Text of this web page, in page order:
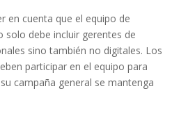
en cuenta que el equipo de
solo debe incluir gerentes de
sino también no digitales. Los
participar en el equipo para
campaña general se mantenga